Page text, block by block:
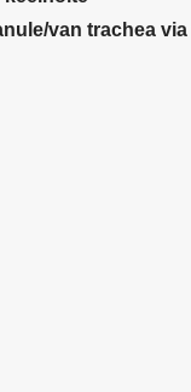
van trachea